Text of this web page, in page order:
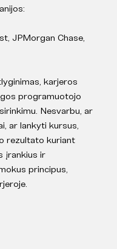
JPMorgan Chase,
karjeros
programuotojo
Nesvarbu, ar
ar lankyti kursus,
rezultato kuriant
įrankius ir
principus,